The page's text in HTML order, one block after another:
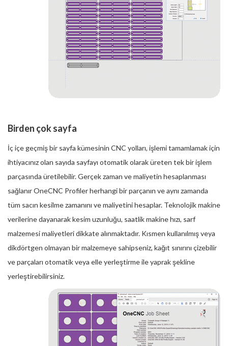
Birden çok sayfa
İç içe geçmiş bir sayfa kümesinin CNC yolları, işlemi tamamlamak için
ihtiyacınız olan sayıda sayfayı otomatik olarak üreten tek bir işlem
parçasında üretilebilir. Gerçek zaman ve maliyetin hesaplanması
sağlanır OneCNC Profiler herhangi bir parçanın ve aynı zamanda
tüm sacın kesilme zamanını ve maliyetini hesaplar. Teknolojik makine
verilerine dayanarak kesim uzunluğu, saatlik makine hızı, sarf
malzemesi maliyetleri dikkate alınmaktadır. Kısmen kullanılmış veya
dikdörtgen olmayan bir malzemeye sahipseniz, kağıt sınırını çizebilir
ve parçaları otomatik veya elle yerleştirme ile yaprak şekline
yerleştirebilirsiniz.